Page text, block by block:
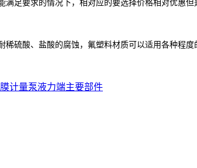
要求的情况下，相对应的要选择价格相对优惠但
硫酸、盐酸的腐蚀，氟塑料材质可以适用各种程度
计量泵液力端主要部件